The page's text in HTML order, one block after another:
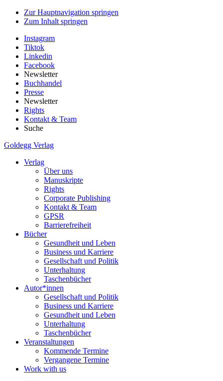
Zur Hauptnavigation springen
Zum Inhalt springen
Instagram
Tiktok
Linkedin
Facebook
Newsletter
Buchhandel
Presse
Newsletter
Rights
Kontakt & Team
Suche
Goldegg Verlag
Verlag
Über uns
Manuskripte
Rights
Corporate Publishing
Kontakt & Team
GPSR
Barrierefreiheit
Bücher
Gesundheit und Leben
Business und Karriere
Gesellschaft und Politik
Unterhaltung
Taschenbücher
Autor*innen
Gesellschaft und Politik
Business und Karriere
Gesundheit und Leben
Unterhaltung
Taschenbücher
Veranstaltungen
Kommende Termine
Vergangene Termine
Work with us